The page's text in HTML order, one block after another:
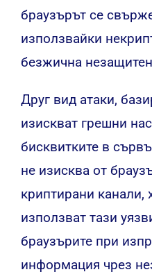
браузърът се
използвайки
безжична
Друг вид атаки,
изискват грешни
бисквитките в
не изисква от
криптирани канали,
използват тази
браузърите при
информация чрез